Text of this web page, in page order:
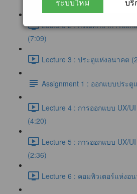
ระบบใหม่
บริ
Lecture 2 : กรณีศึกษาการออก
(7:09)
Lecture 3 : ประตูแห่งอนาคต
Assignment 1 : ออกแบบประตู
Lecture 4 : การออกแบบ UX/
(4:20)
Lecture 5 : การออกแบบ UX/
(2:36)
Lecture 6 : คอมพิวเตอร์แห่งอ